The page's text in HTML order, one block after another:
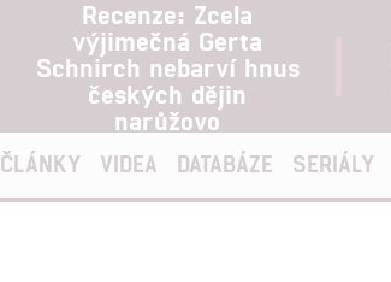
Recenze: Zcela
výjimečná Gerta
Schnirch nebarví hnus
českých dějin
narůžovo
ČLÁNKY VIDEA DATABÁZE SERIÁLY